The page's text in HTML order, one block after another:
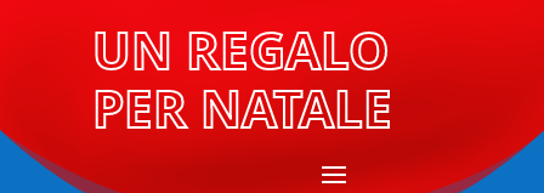
UN REGALO
PER NATALE